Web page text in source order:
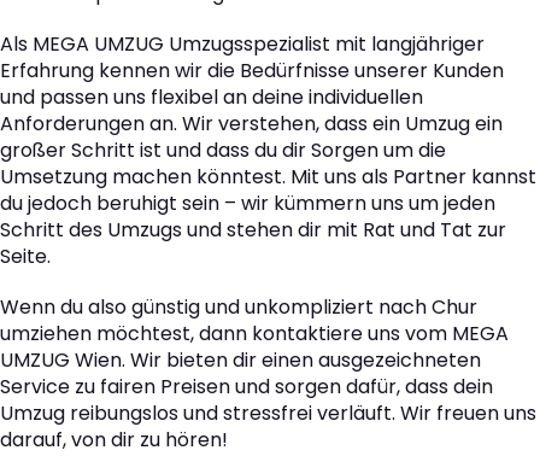
Als MEGA UMZUG Umzugsspezialist mit langjähriger
Erfahrung kennen wir die Bedürfnisse unserer Kunden
und passen uns flexibel an deine individuellen
Anforderungen an. Wir verstehen, dass ein Umzug ein
großer Schritt ist und dass du dir Sorgen um die
Umsetzung machen könntest. Mit uns als Partner kannst
du jedoch beruhigt sein – wir kümmern uns um jeden
Schritt des Umzugs und stehen dir mit Rat und Tat zur
Seite.
Wenn du also günstig und unkompliziert nach Chur
umziehen möchtest, dann kontaktiere uns vom MEGA
UMZUG Wien. Wir bieten dir einen ausgezeichneten
Service zu fairen Preisen und sorgen dafür, dass dein
Umzug reibungslos und stressfrei verläuft. Wir freuen uns
darauf, von dir zu hören!